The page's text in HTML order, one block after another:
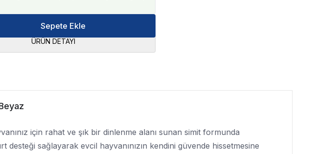
Sepete Ekle
ÜRÜN DETAYI
için rahat ve şık bir dinlenme alanı sunan simit formunda
desteği sağlayarak evcil hayvanınızın kendini güvende hissetmesine